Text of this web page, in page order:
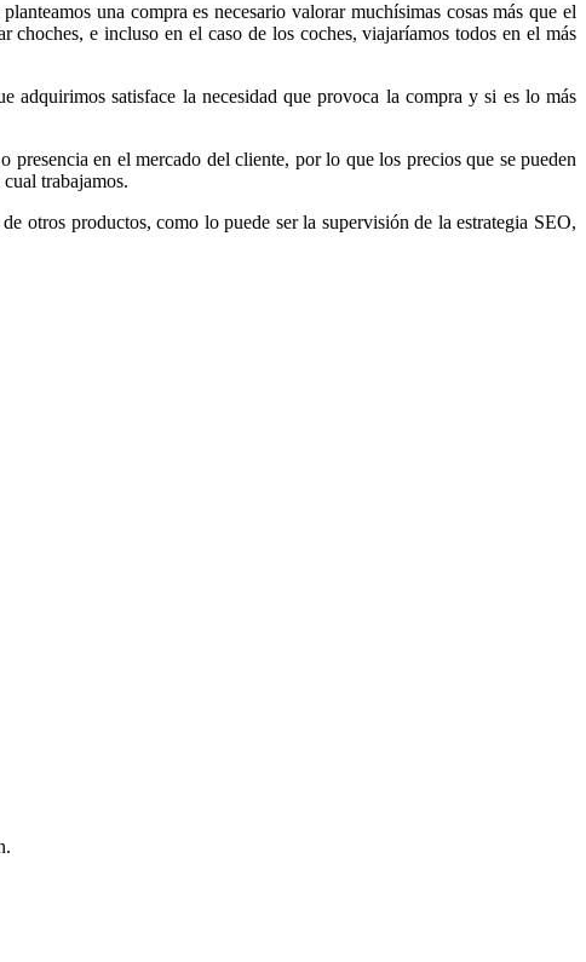
una compra es necesario valorar muchísimas cosas más que el
e incluso en el caso de los coches, viajaríamos todos en el más
adquirimos satisface la necesidad que provoca la compra y si es lo más
en el mercado del cliente, por lo que los precios que se pueden
trabajamos.
otros productos, como lo puede ser la supervisión de la estrategia SEO,